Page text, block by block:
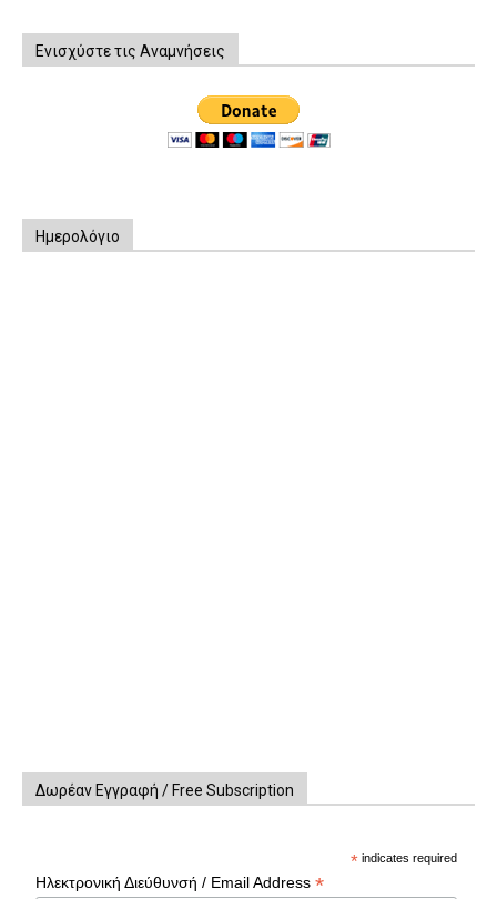
Ενισχύστε τις Αναμνήσεις
Ημερολόγιο
Δωρέαν Εγγραφή / Free Subscription
* indicates required
Ηλεκτρονική Διεύθυνσή / Email Address*